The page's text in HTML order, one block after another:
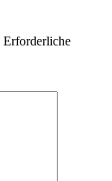
Erforderliche